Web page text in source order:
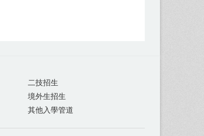
二技招生
境外生招生
其他入學管道